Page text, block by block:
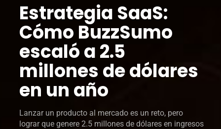
Estrategia SaaS:
Cómo BuzzSumo
escaló a 2.5
millones de dólares
en un año
Lanzar un producto al mercado es un reto, pero
lograr que genere 2.5 millones de dólares en ingresos